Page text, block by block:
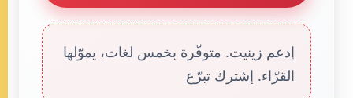
إدعم زينيت. متوفّرة بخمس لغات، يموّلها
القرّاء. إشترك تبرّع